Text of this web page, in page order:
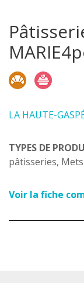
LA HAUTE-
TYPES DE
pâtisseries,
Voir la fiche